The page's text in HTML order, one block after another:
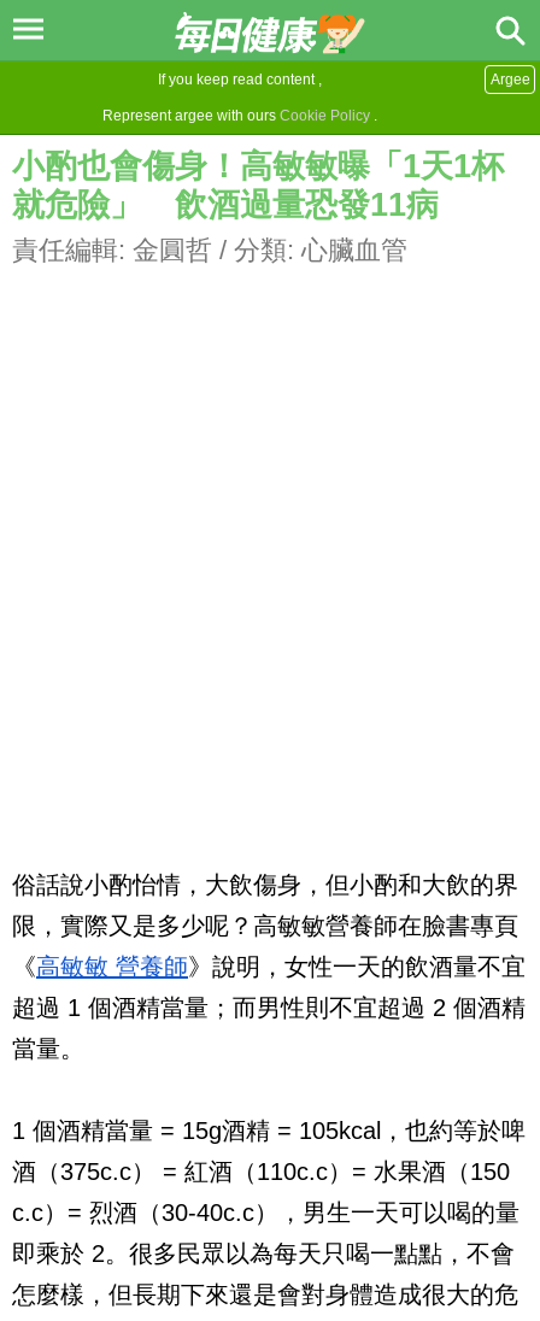
If you keep read content ,
Represent argee with ours Cookie Policy .
Argee
小酌也會傷身！高敏敏曝「1天1杯
就危險」 飲酒過量恐發11病
責任編輯: 金圓哲 / 分類: 心臟血管
俗話說小酌怡情，大飲傷身，但小酌和大飲的界
限，實際又是多少呢？高敏敏營養師在臉書專頁
《高敏敏 營養師》說明，女性一天的飲酒量不宜
超過 1 個酒精當量；而男性則不宜超過 2 個酒精
當量。
1 個酒精當量 = 15g酒精 = 105kcal，也約等於啤
酒（375c.c） = 紅酒（110c.c）= 水果酒（150
c.c）= 烈酒（30-40c.c），男生一天可以喝的量
即乘於 2。很多民眾以為每天只喝一點點，不會
怎麼樣，但長期下來還是會對身體造成很大的危